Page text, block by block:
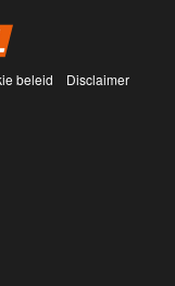
beleid
Disclaimer